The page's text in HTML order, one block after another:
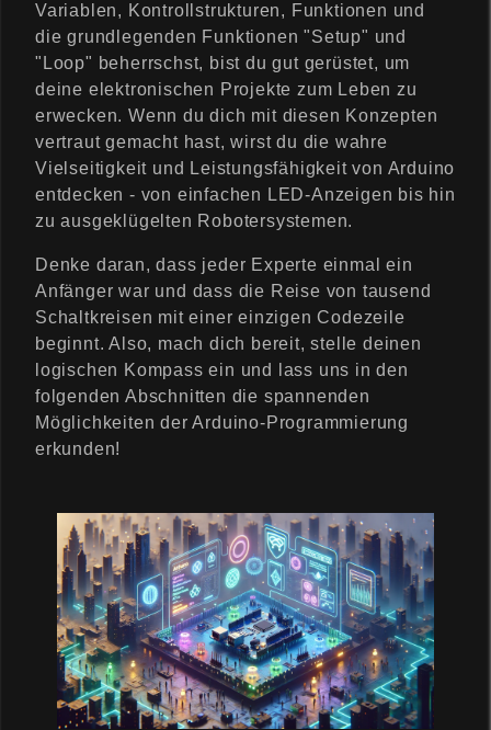
Variablen, Kontrollstrukturen, Funktionen und
die grundlegenden Funktionen "Setup" und
"Loop" beherrschst, bist du gut gerüstet, um
deine elektronischen Projekte zum Leben zu
erwecken. Wenn du dich mit diesen Konzepten
vertraut gemacht hast, wirst du die wahre
Vielseitigkeit und Leistungsfähigkeit von Arduino
entdecken - von einfachen LED-Anzeigen bis hin
zu ausgeklügelten Robotersystemen.
Denke daran, dass jeder Experte einmal ein
Anfänger war und dass die Reise von tausend
Schaltkreisen mit einer einzigen Codezeile
beginnt. Also, mach dich bereit, stelle deinen
logischen Kompass ein und lass uns in den
folgenden Abschnitten die spannenden
Möglichkeiten der Arduino-Programmierung
erkunden!